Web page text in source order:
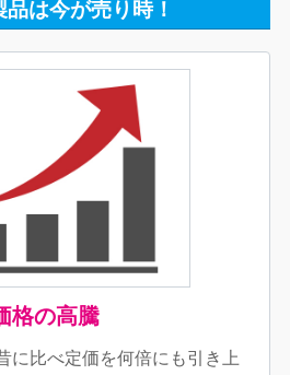
は今が売り時！
格の高騰
に比べ定価を何倍にも引き上